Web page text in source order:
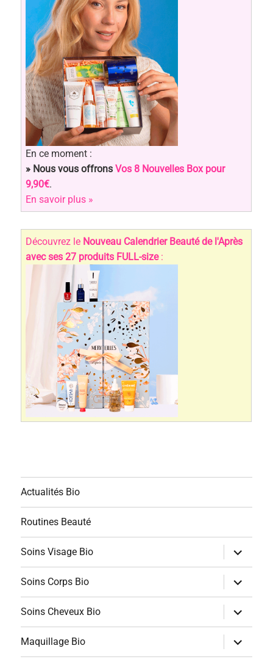
En ce moment :
» Nous vous offronsVos 8 Nouvelles Box pour
9,90€.
En savoir plus »
Découvrez le Nouveau Calendrier Beauté de l'Après
avec ses 27 produits FULL-size:
Actualités Bio
Routines Beauté
Soins Visage Bio
ouvrir
le
sous-
menu
Soins Corps Bio
ouvrir
le
sous-
menu
Soins Cheveux Bio
ouvrir
le
sous-
menu
Maquillage Bio
ouvrir
le
sous-